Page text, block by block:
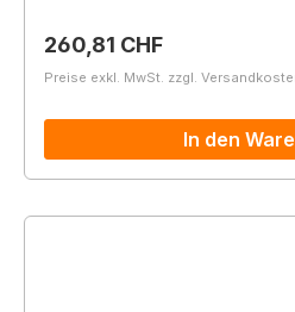
Regulärer Preis:
260,81 CHF
Preise exkl. MwSt. zzgl.
In den